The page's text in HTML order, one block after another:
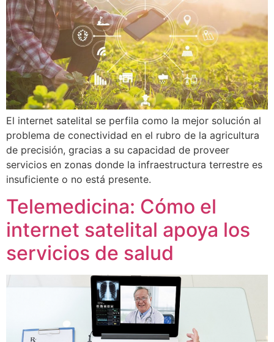
El internet satelital se perfila como la mejor solución al
problema de conectividad en el rubro de la agricultura
de precisión, gracias a su capacidad de proveer
servicios en zonas donde la infraestructura terrestre es
insuficiente o no está presente.
Telemedicina: Cómo el
internet satelital apoya los
servicios de salud